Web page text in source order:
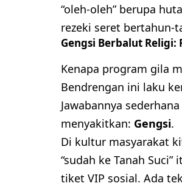
“oleh-oleh” berupa
rezeki seret bertahun-
​Gengsi Berbalut Religi:
​Kenapa program gila
Bendrengan ini laku
Jawabannya
menyakitkan: Gengsi.
​Di kultur masyarakat
“sudah ke Tanah Suci”
tiket VIP sosial. Ada